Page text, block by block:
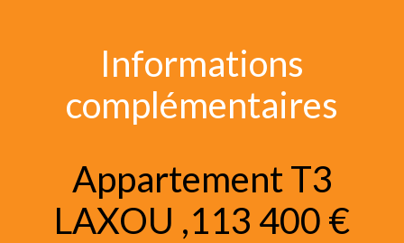
Informations
complémentaires
Appartement T3
LAXOU ,113 400 €